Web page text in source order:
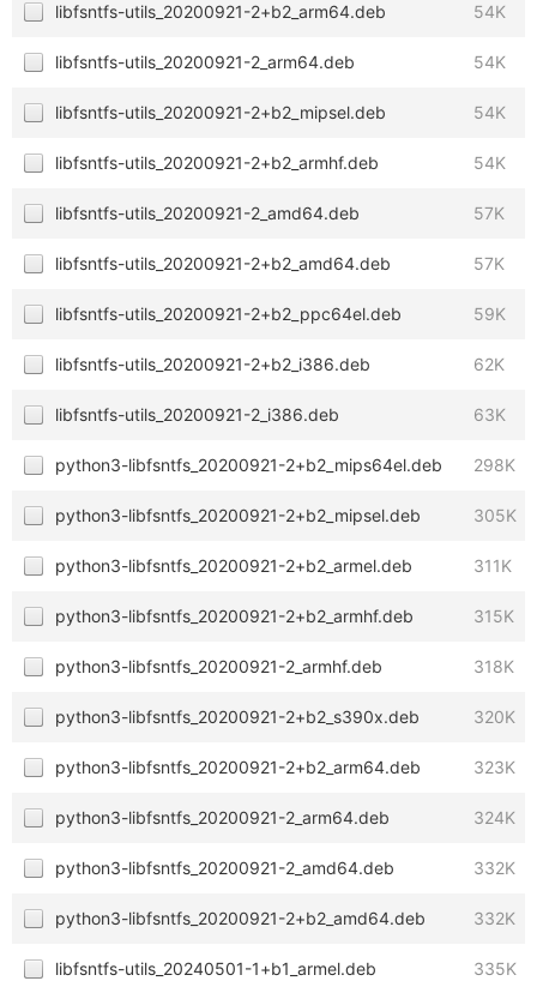
libfsntfs-utils_20200921-2+b2_arm64.deb 54K
libfsntfs-utils_20200921-2_arm64.deb 54K
libfsntfs-utils_20200921-2+b2_mipsel.deb 54K
libfsntfs-utils_20200921-2+b2_armhf.deb 54K
libfsntfs-utils_20200921-2_amd64.deb 57K
libfsntfs-utils_20200921-2+b2_amd64.deb 57K
libfsntfs-utils_20200921-2+b2_ppc64el.deb 59K
libfsntfs-utils_20200921-2+b2_i386.deb 62K
libfsntfs-utils_20200921-2_i386.deb 63K
python3-libfsntfs_20200921-2+b2_mips64el.deb 298K
python3-libfsntfs_20200921-2+b2_mipsel.deb 305K
python3-libfsntfs_20200921-2+b2_armel.deb 311K
python3-libfsntfs_20200921-2+b2_armhf.deb 315K
python3-libfsntfs_20200921-2_armhf.deb 318K
python3-libfsntfs_20200921-2+b2_s390x.deb 320K
python3-libfsntfs_20200921-2+b2_arm64.deb 323K
python3-libfsntfs_20200921-2_arm64.deb 324K
python3-libfsntfs_20200921-2_amd64.deb 332K
python3-libfsntfs_20200921-2+b2_amd64.deb 332K
libfsntfs-utils_20240501-1+b1_armel.deb 335K